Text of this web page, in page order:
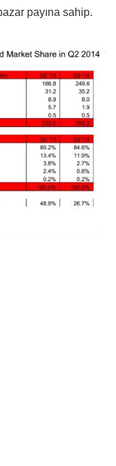
payına sahip.